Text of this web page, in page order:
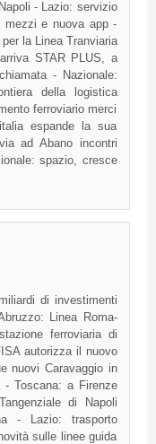
- Lazio: servizio
e nuova app -
la Linea Tranviaria
STAR PLUS, a
- Nazionale:
della logistica
ferroviario merci
espande la sua
ad Abano incontri
spazio, cresce
di investimenti
Linea Roma-
ferroviaria di
autorizza il nuovo
nuovi Caravaggio in
- Toscana: a Firenze
di Napoli
- Lazio: trasporto
sulle linee guida